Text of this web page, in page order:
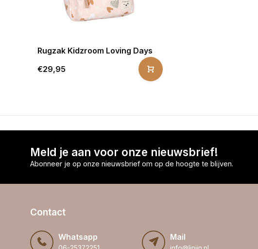
Rugzak Kidzroom Loving Days
€29,95
Meld je aan voor onze nieuwsbrief!
Abonneer je op onze nieuwsbrief om op de hoogte te blijven.
Contact
Whatsapp Mail